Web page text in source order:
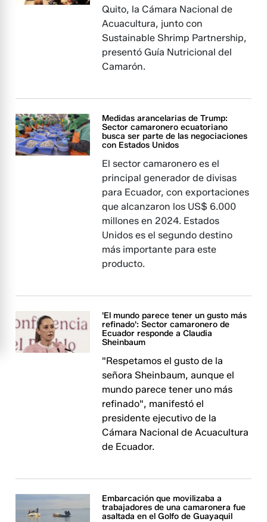
Quito, la Cámara Nacional de
Acuacultura, junto con
Sustainable Shrimp Partnership,
presentó Guía Nutricional del
Camarón.
Medidas arancelarias de Trump:
Sector camaronero ecuatoriano
busca ser parte de las negociaciones
con Estados Unidos
El sector camaronero es el
principal generador de divisas
para Ecuador, con exportaciones
que alcanzaron los US$ 6.000
millones en 2024. Estados
Unidos es el segundo destino
más importante para este
producto.
'El mundo parece tener un gusto más
refinado': Sector camaronero de
Ecuador responde a Claudia
Sheinbaum
"Respetamos el gusto de la
señora Sheinbaum, aunque el
mundo parece tener uno más
refinado", manifestó el
presidente ejecutivo de la
Cámara Nacional de Acuacultura
de Ecuador.
Embarcación que movilizaba a
trabajadores de una camaronera fue
asaltada en el Golfo de Guayaquil